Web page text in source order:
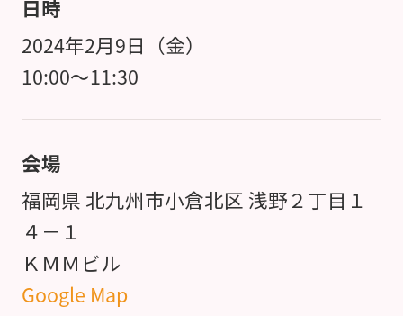
日時
2024年2月9日（金）
10:00～11:30
会場
福岡県 北九州市小倉北区 浅野２丁目１
４－１
ＫＭＭビル
Google Map